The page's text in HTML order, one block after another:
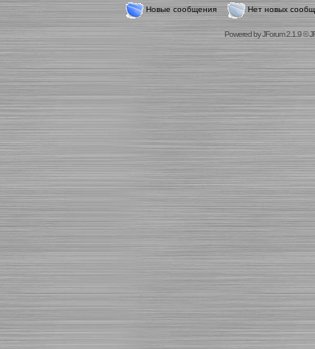
Новые сообщения Нет новых
Powered byJForum 2.1.9©